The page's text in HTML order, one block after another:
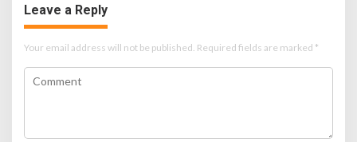
Leave a Reply
Your email address will not be published. Required fields are marked *